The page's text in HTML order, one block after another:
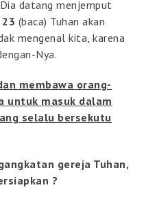
datang menjemput
(baca) Tuhan akan
mengenal kita, karena
Nya.
membawa orang-
untuk masuk dalam
selalu bersekutu
gereja Tuhan,
?